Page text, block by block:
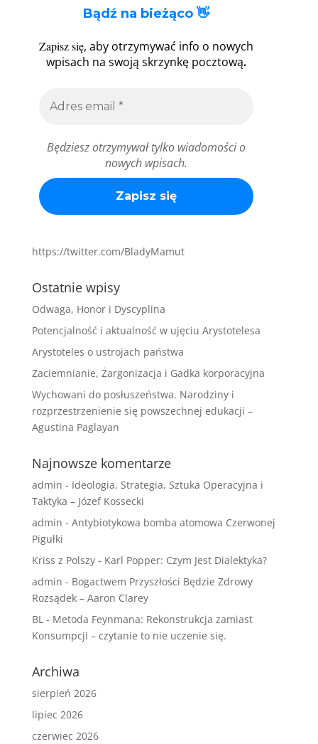
Bądź na bieżąco 👋
Zapisz się, aby otrzymywać info o nowych
wpisach na swoją skrzynkę pocztową.
Będziesz otrzymywał tylko wiadomości o
nowych wpisach.
https://twitter.com/BladyMamut
Ostatnie wpisy
Odwaga, Honor i Dyscyplina
Potencjalność i aktualność w ujęciu Arystotelesa
Arystoteles o ustrojach państwa
Zaciemnianie, Żargonizacja i Gadka korporacyjna
Wychowani do posłuszeństwa. Narodziny i
rozprzestrzenienie się powszechnej edukacji –
Agustina Paglayan
Najnowsze komentarze
admin - Ideologia, Strategia, Sztuka Operacyjna i
Taktyka – Józef Kossecki
admin - Antybiotykowa bomba atomowa Czerwonej
Pigułki
Kriss z Polszy- Karl Popper: Czym Jest Dialektyka?
admin - Bogactwem Przyszłości Będzie Zdrowy
Rozsądek – Aaron Clarey
BL- Metoda Feynmana: Rekonstrukcja zamiast
Konsumpcji – czytanie to nie uczenie się.
Archiwa
sierpień 2026
lipiec 2026
czerwiec 2026